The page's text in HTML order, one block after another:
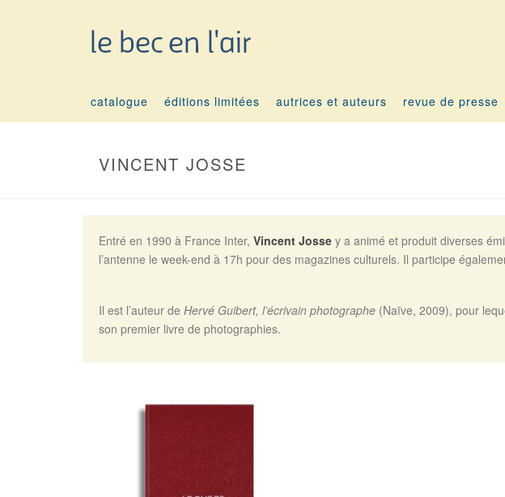
catalogue éditions limitées autrices et auteurs revue de presse
VINCENT JOSSE
Entré en 1990 à France Inter, Vincent Josse y a animé et produit diverses
l’antenne le week-end à 17h pour des magazines culturels. Il participe
Il est l’auteur de Hervé Guibert, l’écrivain photographe (Naïve, 2009), pour
son premier livre de photographies.